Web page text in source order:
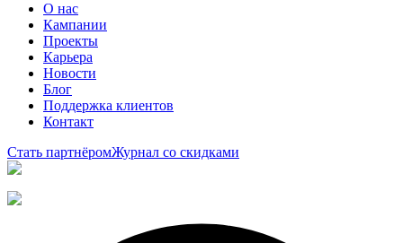
О нас
Кампании
Проекты
Карьера
Новости
Блог
Поддержка клиентов
Контакт
Стать партнёромЖурнал со скидками